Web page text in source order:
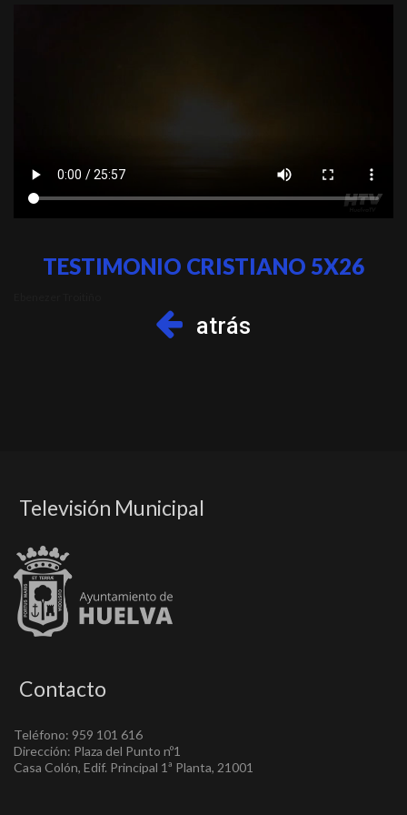
TESTIMONIO CRISTIANO 5X26
atrás
Televisión Municipal
Contacto
Teléfono: 959 101 616
Dirección: Plaza del Punto nº1
Casa Colón, Edif. Principal 1ª Planta, 21001